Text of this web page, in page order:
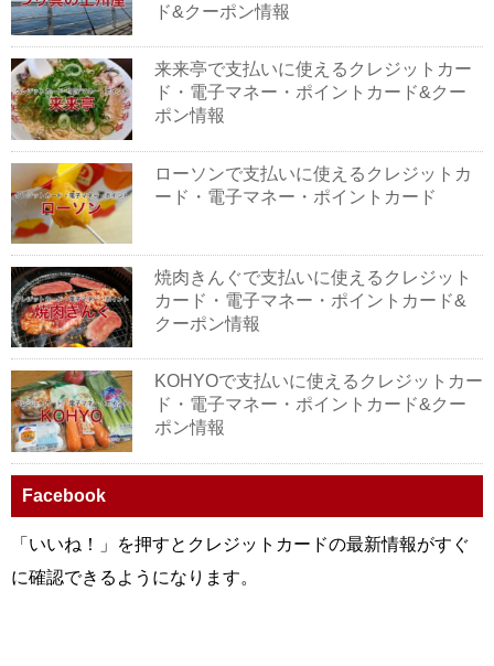
ド&クーポン情報
来来亭で支払いに使えるクレジットカー
ド・電子マネー・ポイントカード&クー
ポン情報
ローソンで支払いに使えるクレジットカ
ード・電子マネー・ポイントカード
焼肉きんぐで支払いに使えるクレジット
カード・電子マネー・ポイントカード&
クーポン情報
KOHYOで支払いに使えるクレジットカー
ド・電子マネー・ポイントカード&クー
ポン情報
Facebook
「いいね！」を押すとクレジットカードの最新情報がすぐ
に確認できるようになります。